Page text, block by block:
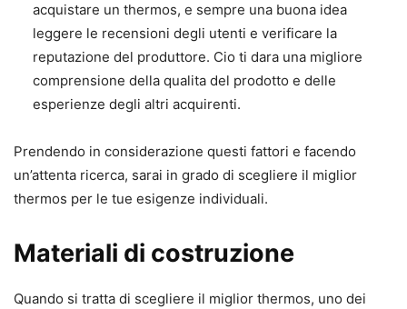
acquistare un thermos, e sempre una buona idea
leggere le recensioni degli utenti e verificare la
reputazione del produttore. Cio ti dara una migliore
comprensione della qualita del prodotto e delle
esperienze degli altri acquirenti.
Prendendo in considerazione questi fattori e facendo
un’attenta ricerca, sarai in grado di scegliere il miglior
thermos per le tue esigenze individuali.
Materiali di costruzione
Quando si tratta di scegliere il miglior thermos, uno dei